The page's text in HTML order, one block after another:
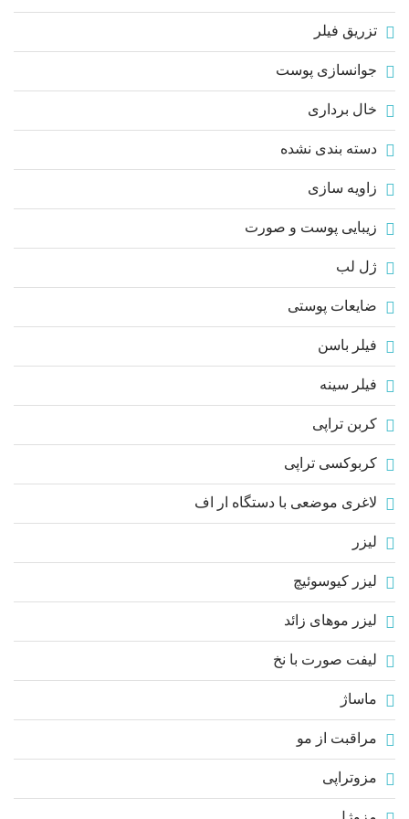
تزریق فیلر
جوانسازی پوست
خال برداری
دسته بندی نشده
زاویه سازی
زیبایی پوست و صورت
ژل لب
ضایعات پوستی
فیلر باسن
فیلر سینه
کربن تراپی
کربوکسی تراپی
لاغری موضعی با دستگاه ار اف
لیزر
لیزر کیوسوئیچ
لیزر موهای زائد
لیفت صورت با نخ
ماساژ
مراقبت از مو
مزوتراپی